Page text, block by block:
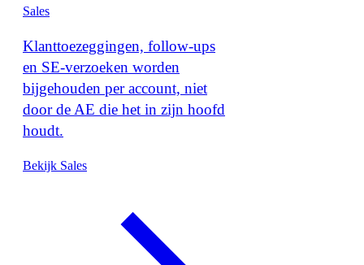
Sales
Klanttoezeggingen, follow-ups
en SE-verzoeken worden
bijgehouden per account, niet
door de AE die het in zijn hoofd
houdt.
Bekijk Sales